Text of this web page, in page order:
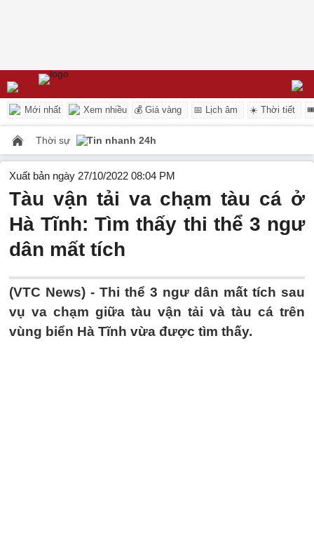
Mới nhất Xem nhiều 💰 Giá vàng 📅 Lịch âm ☀️ Thời tiết
Thời sự Tin nhanh 24h
Xuất bản ngày 27/10/2022 08:04 PM
Tàu vận tải va chạm tàu cá ở
Hà Tĩnh: Tìm thấy thi thể 3 ngư
dân mất tích
(VTC News) - Thi thể 3 ngư dân mất tích sau
vụ va chạm giữa tàu vận tải và tàu cá trên
vùng biển Hà Tĩnh vừa được tìm thấy.